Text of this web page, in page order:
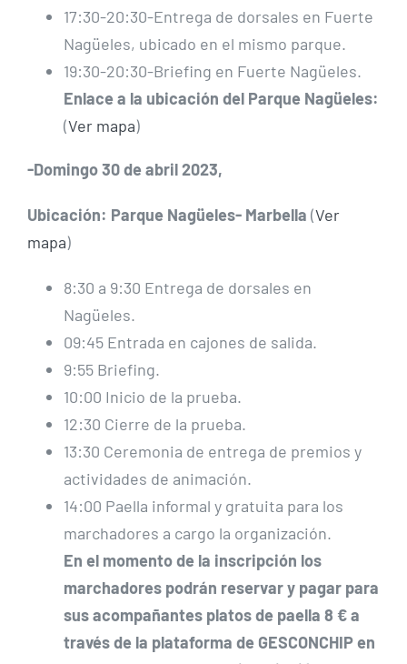
17:30-20:30-Entrega de dorsales en Fuerte
Nagüeles, ubicado en el mismo parque.
19:30-20:30-Briefing en Fuerte Nagüeles.
Enlace a la ubicación del Parque Nagüeles:
(Ver mapa)
-Domingo 30 de abril 2023,
Ubicación: Parque Nagüeles- Marbella (Ver
mapa)
8:30 a 9:30 Entrega de dorsales en
Nagüeles.
09:45 Entrada en cajones de salida.
9:55 Briefing.
10:00 Inicio de la prueba.
12:30 Cierre de la prueba.
13:30 Ceremonia de entrega de premios y
actividades de animación.
14:00 Paella informal y gratuita para los
marchadores a cargo la organización.
En el momento de la inscripción los
marchadores podrán reservar y pagar para
sus acompañantes platos de paella 8 € a
través de la plataforma de GESCONCHIP en